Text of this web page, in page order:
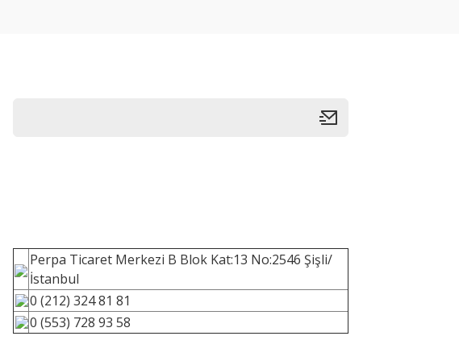
Perpa Ticaret Merkezi B Blok Kat:13 No:2546 Şişli/
İstanbul
0 (212) 324 81 81
0 (553) 728 93 58